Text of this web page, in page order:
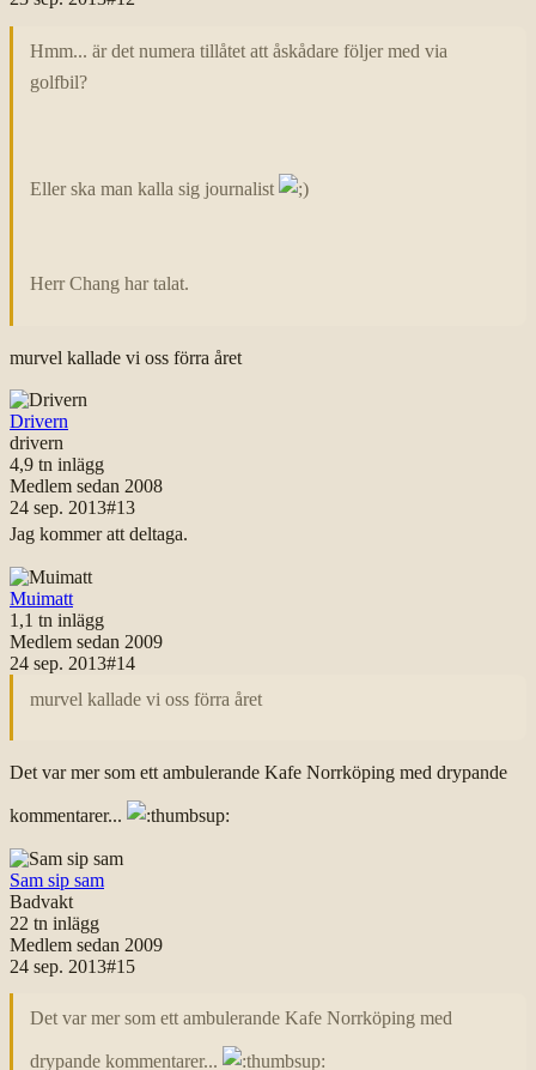
Hmm... är det numera tillåtet att åskådare följer med via
golfbil?
Eller ska man kalla sig journalist
Herr Chang har talat.
murvel kallade vi oss förra året
Drivern
drivern
4,9 tn inlägg
Medlem sedan 2008
24 sep. 2013#13
Jag kommer att deltaga.
Muimatt
1,1 tn inlägg
Medlem sedan 2009
24 sep. 2013#14
murvel kallade vi oss förra året
Det var mer som ett ambulerande Kafe Norrköping med drypande
kommentarer...
Sam sip sam
Badvakt
22 tn inlägg
Medlem sedan 2009
24 sep. 2013#15
Det var mer som ett ambulerande Kafe Norrköping med
drypande kommentarer...